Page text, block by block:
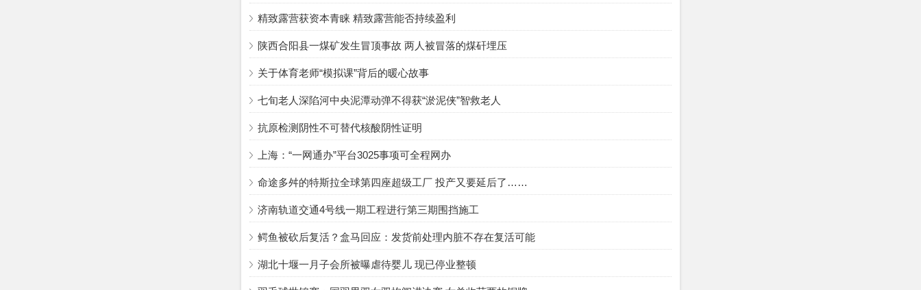
精致露营获资本青睐 精致露营能否持续盈利
陕西合阳县一煤矿发生冒顶事故 两人被冒落的煤矸埋压
关于体育老师“模拟课”背后的暖心故事
七旬老人深陷河中央泥潭动弹不得获“淤泥侠”智救老人
抗原检测阴性不可替代核酸阴性证明
上海：“一网通办”平台3025事项可全程网办
命途多舛的特斯拉全球第四座超级工厂 投产又要延后了……
济南轨道交通4号线一期工程进行第三期围挡施工
鳄鱼被砍后复活？盒马回应：发货前处理内脏不存在复活可能
湖北十堰一月子会所被曝虐待婴儿 现已停业整顿